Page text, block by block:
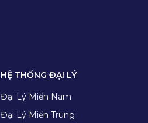
HỆ THỐNG ĐẠI LÝ
Đại Lý Miền Nam
Đại Lý Miền Trung